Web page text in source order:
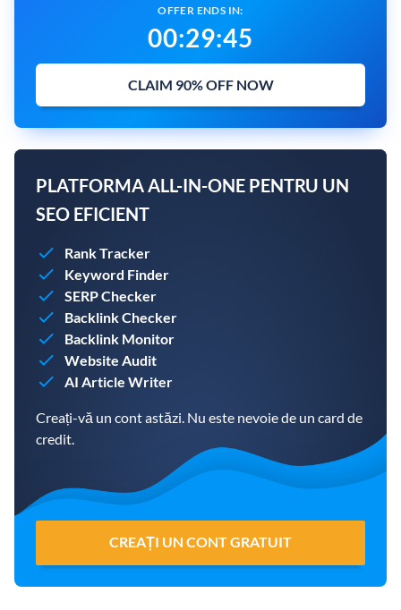
OFFER ENDS IN:
00:29:44
CLAIM 90% OFF NOW
PLATFORMA ALL-IN-ONE PENTRU UN
SEO EFICIENT
Rank Tracker
Keyword Finder
SERP Checker
Backlink Checker
Backlink Monitor
Website Audit
AI Article Writer
Creați-vă un cont astăzi. Nu este nevoie de un card de
credit.
CREAȚI UN CONT GRATUIT